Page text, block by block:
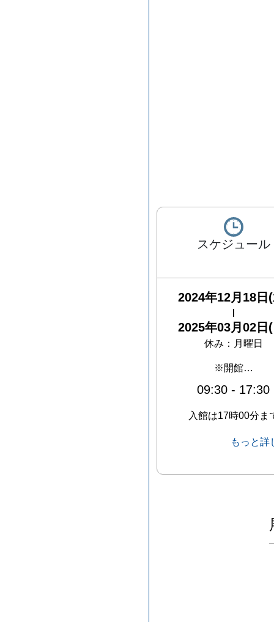
スケジュール
2024年12月18日
2025年03月02日
休み： 月曜日
※開館…
09:30 - 17:30
入館は17時00分ま
もっと詳